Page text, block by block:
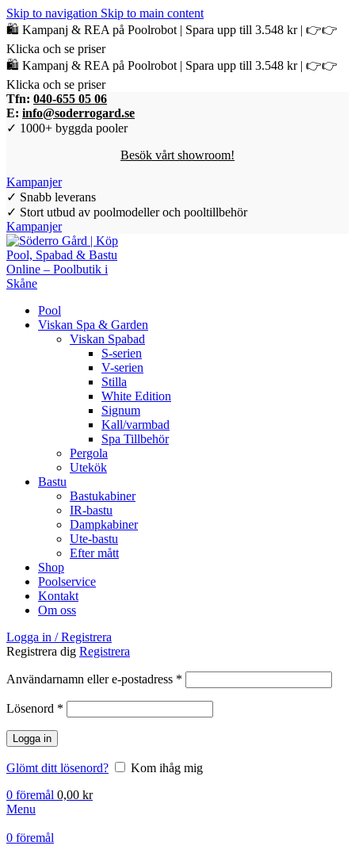
Skip to navigation Skip to main content
🛍️ Kampanj & REA på Poolrobot | Spara upp till 3.548 kr | 👉👉
Klicka och se priser
🛍️ Kampanj & REA på Poolrobot | Spara upp till 3.548 kr | 👉👉
Klicka och se priser
Tfn: 040-655 05 06
E: info@soderrogard.se
✓ 1000+ byggda pooler
Besök vårt showroom!
Kampanjer
✓ Snabb leverans
✓ Stort utbud av poolmodeller och pooltillbehör
Kampanjer
Pool
Viskan Spa & Garden
Viskan Spabad
S-serien
V-serien
Stilla
White Edition
Signum
Kall/varmbad
Spa Tillbehör
Pergola
Utekök
Bastu
Bastukabiner
IR-bastu
Dampkabiner
Ute-bastu
Efter mått
Shop
Poolservice
Kontakt
Om oss
Logga in / Registrera
Registrera dig Registrera
Användarnamn eller e-postadress *
Lösenord *
Logga in
Glömt ditt lösenord?
Kom ihåg mig
0 föremål 0,00 kr
Menu
0 föremål